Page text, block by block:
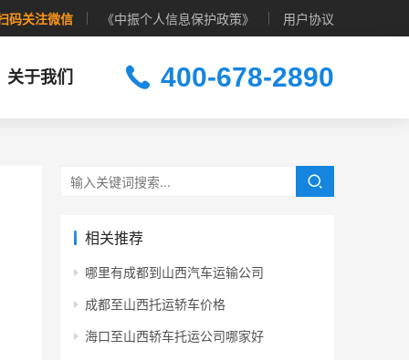
码关注微信 《中振个人信息保护政策》 用户协议
关于我们 400-678-2890
相关推荐
哪里有成都到山西汽车运输公司
成都至山西托运轿车价格
海口至山西轿车托运公司哪家好